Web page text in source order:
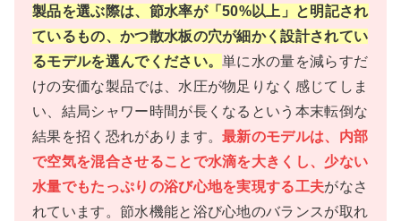
製品を選ぶ際は、節水率が「50%以上」と明記され
ているもの、かつ散水板の穴が細かく設計されてい
るモデルを選んでください。単に水の量を減らすだ
けの安価な製品では、水圧が物足りなく感じてしま
い、結局シャワー時間が長くなるという本末転倒な
結果を招く恐れがあります。最新のモデルは、内部
で空気を混合させることで水滴を大きくし、少ない
水量でもたっぷりの浴び心地を実現する工夫がなさ
れています。節水機能と浴び心地のバランスが取れ